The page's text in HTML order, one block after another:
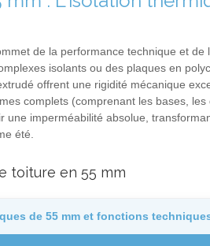
de la performance technique et de
isolants ou des plaques en
offrent une rigidité mécanique
complets (comprenant les bases,
imperméabilité absolue,
été.
toiture en 55 mm
de 55 mm et fonctions